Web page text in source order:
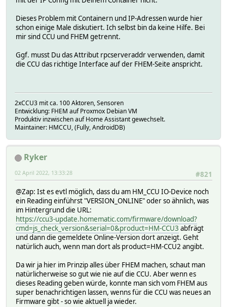
Dieses Problem mit Containern und IP-Adressen wurde hier
schon einige Male diskutiert. Ich selbst bin da keine Hilfe. Bei
mir sind CCU und FHEM getrennt.
Ggf. musst Du das Attribut rpcserveraddr verwenden, damit
die CCU das richtige Interface auf der FHEM-Seite anspricht.
2xCCU3 mit ca. 100 Aktoren, Sensoren
Entwicklung: FHEM auf Proxmox Debian VM
Produktiv inzwischen auf Home Assistant gewechselt.
Maintainer: HMCCU, (Fully, AndroidDB)
Ryker
#821
02 April 2022, 13:33:28
@Zap: Ist es evtl möglich, dass du am HM_CCU IO-Device noch
ein Reading einführst "VERSION_ONLINE" oder so ähnlich, was
im Hintergrund die URL:
https://ccu3-update.homematic.com/firmware/download?
cmd=js_check_version&serial=0&product=HM-CCU3 abfrägt
und dann die gemeldete Online-Version dort anzeigt. Geht
natürlich auch, wenn man dort als product=HM-CCU2 angibt.
Da wir ja hier im Prinzip alles über FHEM machen, schaut man
natürlicherweise so gut wie nie auf die CCU. Aber wenn es
dieses Reading geben würde, konnte man sich vom FHEM aus
super benachrichtigen lassen, wenns für die CCU was neues an
Firmware gibt - so wie aktuell ja wieder.